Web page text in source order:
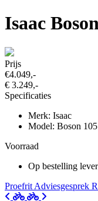
Isaac
Prijs
€4.049,-
€ 3.249,-
Specificaties
Merk: Isaac
Model: Boson
Voorraad
Op bestelling
Proefrit Adviesgesprek